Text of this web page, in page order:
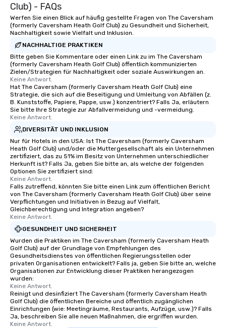
Club) - FAQs
Werfen Sie einen Blick auf häufig gestellte Fragen von The Caversham
(formerly Caversham Heath Golf Club) zu Gesundheit und Sicherheit,
Nachhaltigkeit sowie Vielfalt und Inklusion.
NACHHALTIGE PRAKTIKEN
Bitte geben Sie Kommentare oder einen Link zu im The Caversham
(formerly Caversham Heath Golf Club) öffentlich kommunizierten
Zielen/Strategien für Nachhaltigkeit oder soziale Auswirkungen an.
Keine Antwort.
Hat The Caversham (formerly Caversham Heath Golf Club) eine
Strategie, die sich auf die Beseitigung und Umleitung von Abfällen (z.
B. Kunststoffe, Papiere, Pappe, usw.) konzentriert? Falls Ja, erläutern
Sie bitte Ihre Strategie zur Abfallvermeidung und -vermeidung.
Keine Antwort.
DIVERSITÄT UND INKLUSION
Nur für Hotels in den USA: Ist The Caversham (formerly Caversham
Heath Golf Club) und/oder die Muttergesellschaft als ein Unternehmen
zertifiziert, das zu 51% im Besitz von Unternehmen unterschiedlicher
Herkunft ist? Falls Ja, geben Sie bitte an, als welche der folgenden
Optionen Sie zertifiziert sind:
Keine Antwort.
Falls zutreffend, könnten Sie bitte einen Link zum öffentlichen Bericht
von The Caversham (formerly Caversham Heath Golf Club) über seine
Verpflichtungen und Initiativen in Bezug auf Vielfalt,
Gleichberechtigung und Integration angeben?
Keine Antwort.
GESUNDHEIT UND SICHERHEIT
Wurden die Praktiken im The Caversham (formerly Caversham Heath
Golf Club) auf der Grundlage von Empfehlungen des
Gesundheitsdienstes von öffentlichen Regierungsstellen oder
privaten Organisationen entwickelt? Falls ja, geben Sie bitte an, welche
Organisationen zur Entwicklung dieser Praktiken herangezogen
wurden:
Keine Antwort.
Reinigt und desinfiziert The Caversham (formerly Caversham Heath
Golf Club) die öffentlichen Bereiche und öffentlich zugänglichen
Einrichtungen (wie: Meetingräume, Restaurants, Aufzüge, usw.)? Falls
Ja, beschreiben Sie alle neuen Maßnahmen, die ergriffen wurden.
Keine Antwort.